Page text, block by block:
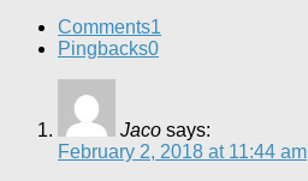
Comments1
Pingbacks0
Jaco says:
February 2, 2018 at 11:44 am